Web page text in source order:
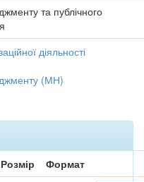
та публічного
діяльності
(МН)
Розмір
Формат